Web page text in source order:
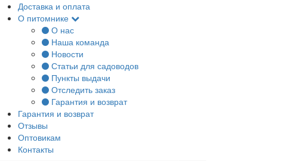
Доставка и оплата
О питомнике
О нас
Наша команда
Новости
Статьи для садоводов
Пункты выдачи
Отследить заказ
Гарантия и возврат
Гарантия и возврат
Отзывы
Оптовикам
Контакты